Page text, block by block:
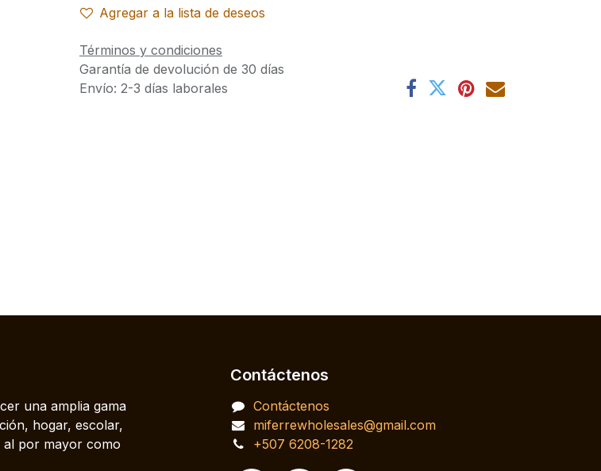
Agregar a la lista de deseos
Términos y condiciones
Garantía de devolución de 30 días
Envío: 2-3 días laborales
una amplia gama
hogar, escolar,
al por mayor como
Contáctenos
Contáctenos
miferrewholesales@gmail.com
+507 6208-1282